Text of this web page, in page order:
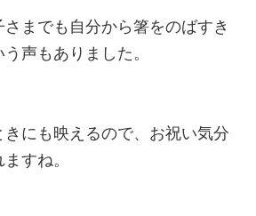
までも自分から箸をのばすき
声もありました。
にも映えるので、お祝い気分
すね。